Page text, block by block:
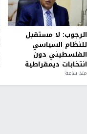
الرجوب: لا مستقبل
للنظام السياسي
الفلسطيني دون
انتخابات ديمقراطية
منذ ساعة